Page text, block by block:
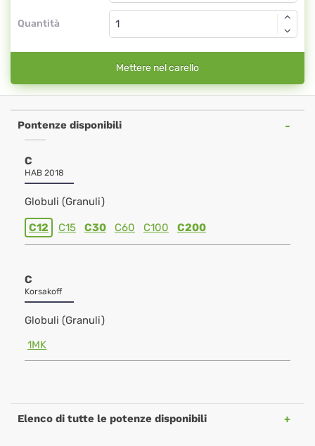
Quantità
Mettere nel carello
Pontenze disponibili
C
HAB 2018
Globuli (Granuli)
C12 C15 C30 C60 C100 C200
C
Korsakoff
Globuli (Granuli)
1MK
Elenco di tutte le potenze disponibili